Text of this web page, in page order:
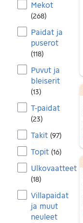
Mekot
(268)
Paidat ja
puserot
(118)
Puvut ja
bleiserit
(13)
T-paidat
(23)
Takit (97)
Topit (16)
Ulkovaatteet
(18)
Villapaidat
ja muut
neuleet